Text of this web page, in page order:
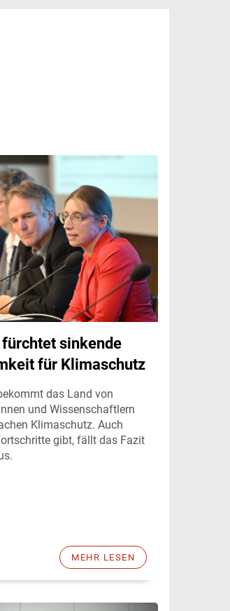
fürchtet sinkende
für Klimaschutz
das Land von
und Wissenschaftlern
Klimaschutz. Auch
gibt, fällt das Fazit
MEHR LESEN